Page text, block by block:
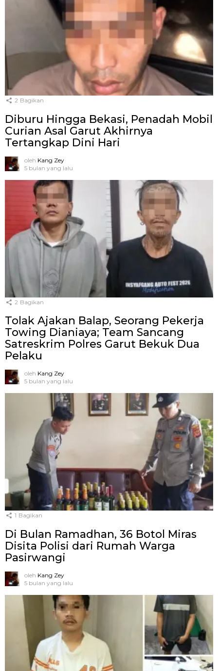
2 Bagikan
Diburu Hingga Bekasi, Penadah Mobil
Curian Asal Garut Akhirnya
Tertangkap Dini Hari
oleh Kang Zey
5 bulan yang lalu
2 Bagikan
Tolak Ajakan Balap, Seorang Pekerja
Towing Dianiaya; Team Sancang
Satreskrim Polres Garut Bekuk Dua
Pelaku
oleh Kang Zey
5 bulan yang lalu
1 Bagikan
Di Bulan Ramadhan, 36 Botol Miras
Disita Polisi dari Rumah Warga
Pasirwangi
oleh Kang Zey
5 bulan yang lalu